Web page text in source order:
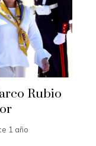
Rubio
1 año